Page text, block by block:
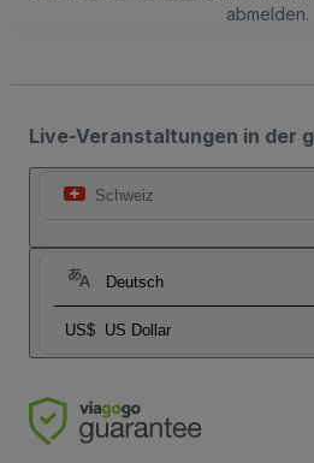
abmelden.
Live-Veranstaltungen in der
Schweiz
Deutsch
US$ US Dollar